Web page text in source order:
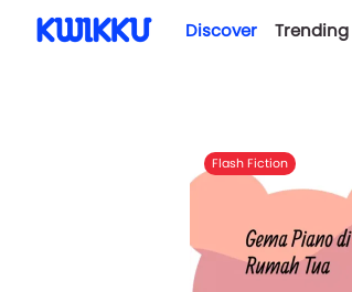
Discover Trending
Flash Fiction